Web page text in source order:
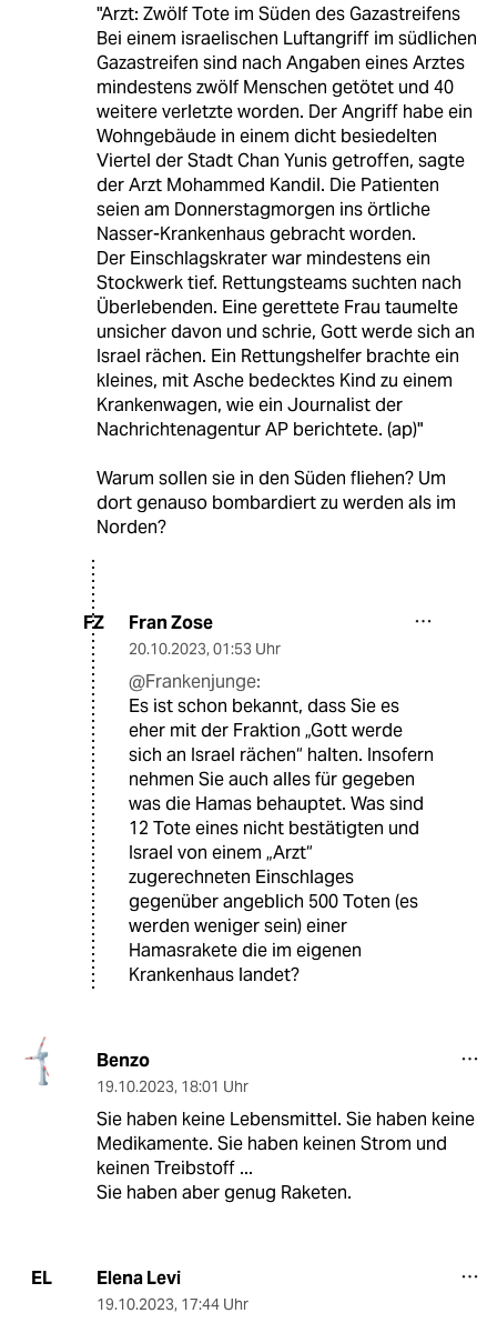
"Arzt: Zwölf Tote im Süden des Gazastreifens
Bei einem israelischen Luftangriff im südlichen
Gazastreifen sind nach Angaben eines Arztes
mindestens zwölf Menschen getötet und 40
weitere verletzte worden. Der Angriff habe ein
Wohngebäude in einem dicht besiedelten
Viertel der Stadt Chan Yunis getroffen, sagte
der Arzt Mohammed Kandil. Die Patienten
seien am Donnerstagmorgen ins örtliche
Nasser-Krankenhaus gebracht worden.
Der Einschlagskrater war mindestens ein
Stockwerk tief. Rettungsteams suchten nach
Überlebenden. Eine gerettete Frau taumelte
unsicher davon und schrie, Gott werde sich an
Israel rächen. Ein Rettungshelfer brachte ein
kleines, mit Asche bedecktes Kind zu einem
Krankenwagen, wie ein Journalist der
Nachrichtenagentur AP berichtete. (ap)"
Warum sollen sie in den Süden fliehen? Um
dort genauso bombardiert zu werden als im
Norden?
FZ Fran Zose
20.10.2023, 01:53 Uhr
@Frankenjunge:
Es ist schon bekannt, dass Sie es
eher mit der Fraktion „Gott werde
sich an Israel rächen“ halten. Insofern
nehmen Sie auch alles für gegeben
was die Hamas behauptet. Was sind
12 Tote eines nicht bestätigten und
Israel von einem „Arzt“
zugerechneten Einschlages
gegenüber angeblich 500 Toten (es
werden weniger sein) einer
Hamasrakete die im eigenen
Krankenhaus landet?
Benzo
19.10.2023, 18:01 Uhr
Sie haben keine Lebensmittel. Sie haben keine
Medikamente. Sie haben keinen Strom und
keinen Treibstoff ...
Sie haben aber genug Raketen.
EL Elena Levi
19.10.2023, 17:44 Uhr